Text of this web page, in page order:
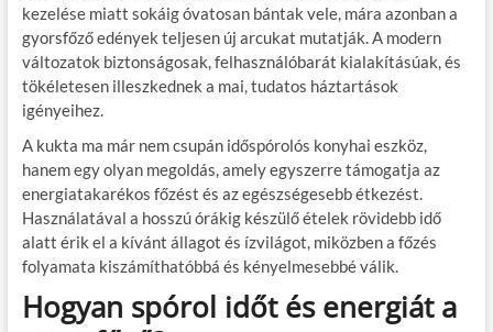
kezelése miatt sokáig óvatosan bántak vele, mára azonban a
gyorsfőző edények teljesen új arcukat mutatják. A modern
változatok biztonságosak, felhasználóbarát kialakításúak, és
tökéletesen illeszkednek a mai, tudatos háztartások
igényeihez.
A kukta ma már nem csupán időspórolós konyhai eszköz,
hanem egy olyan megoldás, amely egyszerre támogatja az
energiatakarékos főzést és az egészségesebb étkezést.
Használatával a hosszú órákig készülő ételek rövidebb idő
alatt érik el a kívánt állagot és ízvilágot, miközben a főzés
folyamata kiszámíthatóbbá és kényelmesebbé válik.
Hogyan spórol időt és energiát a